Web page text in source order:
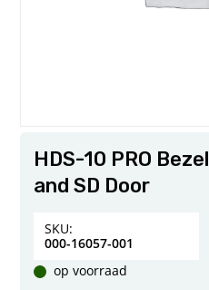
HDS-10 PRO Bezel
and SD Door
SKU:
000-16057-001
op voorraad